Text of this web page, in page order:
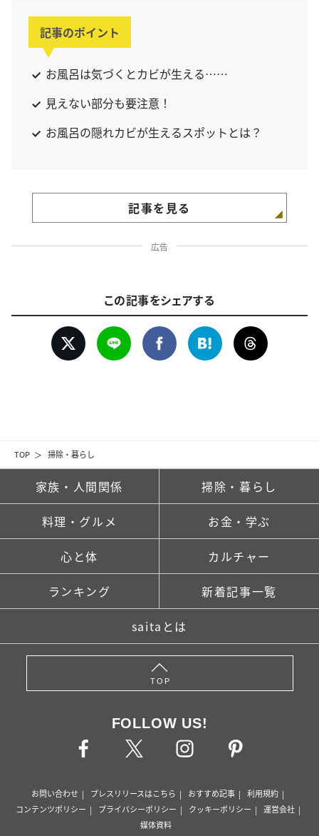
TOP 掃除・暮らし
記事のポイント
お風呂は気づくとカビが生える……
見えない部分も要注意！
お風呂の隠れカビが生えるスポットとは？
記事を見る
広告
この記事をシェアする
家族・人間関係 掃除・暮らし
料理・グルメ お金・学ぶ
心と体 カルチャー
ランキング 新着記事一覧
saitaとは
TOP
FOLLOW US!
お問い合わせ プレスリリースはこちら おすすめ記事
利用規約
コンテンツポリシー
プライバシーポリシー クッキーポリシー
運営会社
媒体資料